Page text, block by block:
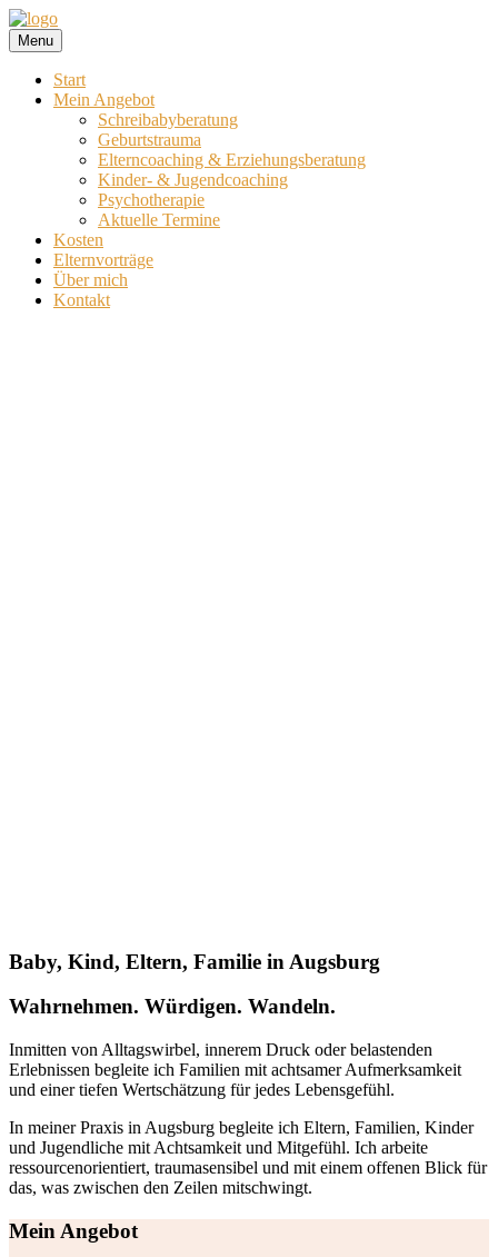
Skip
to
content
Susanne
Beck
Neugeboren
Augsburg
Schreibabyberatung,
Geburtstrauma,
Elterncoaching,
Erziehungsberatung,
Kinder-
und
Jugendcoaching,
Psychotherapie
Augsburg
Menu
Start
Mein Angebot
Schreibabyberatung
Geburtstrauma
Elterncoaching & Erziehungsberatung
Kinder- & Jugendcoaching
Psychotherapie
Aktuelle Termine
Kosten
Elternvorträge
Über mich
Kontakt
Baby, Kind, Eltern, Familie in Augsburg
Wahrnehmen. Würdigen. Wandeln.
Inmitten von Alltagswirbel, innerem Druck oder belastenden
Erlebnissen begleite ich Familien mit achtsamer Aufmerksamkeit
und einer tiefen Wertschätzung für jedes Lebensgefühl.
In meiner Praxis in Augsburg begleite ich Eltern, Familien, Kinder
und Jugendliche mit Achtsamkeit und Mitgefühl. Ich arbeite
ressourcenorientiert, traumasensibel und mit einem offenen Blick für
das, was zwischen den Zeilen mitschwingt.
Mein Angebot